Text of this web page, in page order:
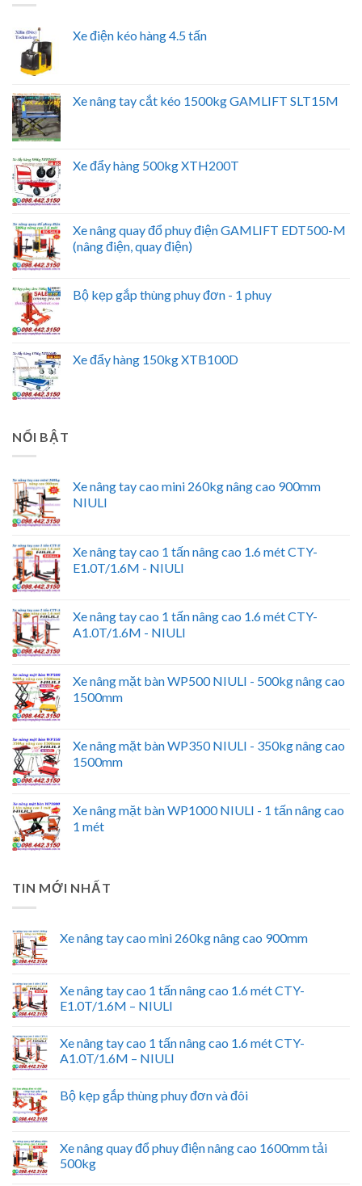
Xe điện kéo hàng 4.5 tấn
Xe nâng tay cắt kéo 1500kg GAMLIFT SLT15M
Xe đẩy hàng 500kg XTH200T
Xe nâng quay đổ phuy điện GAMLIFT EDT500-M
(nâng điện, quay điện)
Bộ kẹp gắp thùng phuy đơn - 1 phuy
Xe đẩy hàng 150kg XTB100D
NỔI BẬT
Xe nâng tay cao mini 260kg nâng cao 900mm
NIULI
Xe nâng tay cao 1 tấn nâng cao 1.6 mét CTY-
E1.0T/1.6M - NIULI
Xe nâng tay cao 1 tấn nâng cao 1.6 mét CTY-
A1.0T/1.6M - NIULI
Xe nâng mặt bàn WP500 NIULI - 500kg nâng cao
1500mm
Xe nâng mặt bàn WP350 NIULI - 350kg nâng cao
1500mm
Xe nâng mặt bàn WP1000 NIULI - 1 tấn nâng cao
1 mét
TIN MỚI NHẤT
Xe nâng tay cao mini 260kg nâng cao 900mm
Xe nâng tay cao 1 tấn nâng cao 1.6 mét CTY-
E1.0T/1.6M – NIULI
Xe nâng tay cao 1 tấn nâng cao 1.6 mét CTY-
A1.0T/1.6M – NIULI
Bộ kẹp gắp thùng phuy đơn và đôi
Xe nâng quay đổ phuy điện nâng cao 1600mm tải
500kg